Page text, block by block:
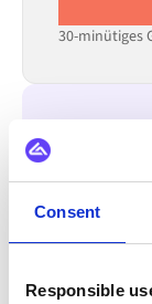
Consent
Responsible
30-minütiges
Virto
Odoo